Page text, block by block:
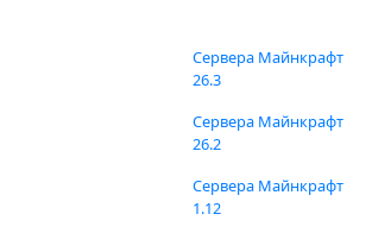
Сервера Майнкрафт
26.3
Сервера Майнкрафт
26.2
Сервера Майнкрафт
1.12